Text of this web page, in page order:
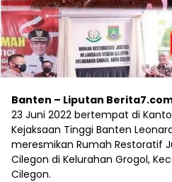
Banten – Liputan
23 Juni 2022 bertempat di
Kejaksaan Tinggi Banten
meresmikan Rumah Restoratif
Cilegon di Kelurahan Grogol,
Cilegon.